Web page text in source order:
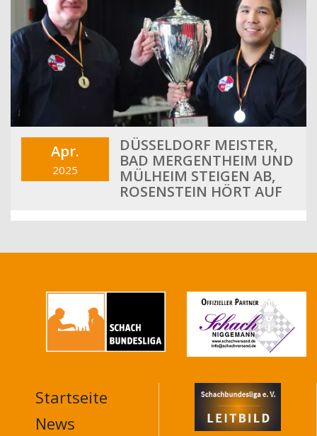
Apr.
2025
DÜSSELDORF MEISTER,
BAD MERGENTHEIM UND
MÜLHEIM STEIGEN AB,
ROSENSTEIN HÖRT AUF
MAIN
NAVIGATION
FOOTER
Startseite
News